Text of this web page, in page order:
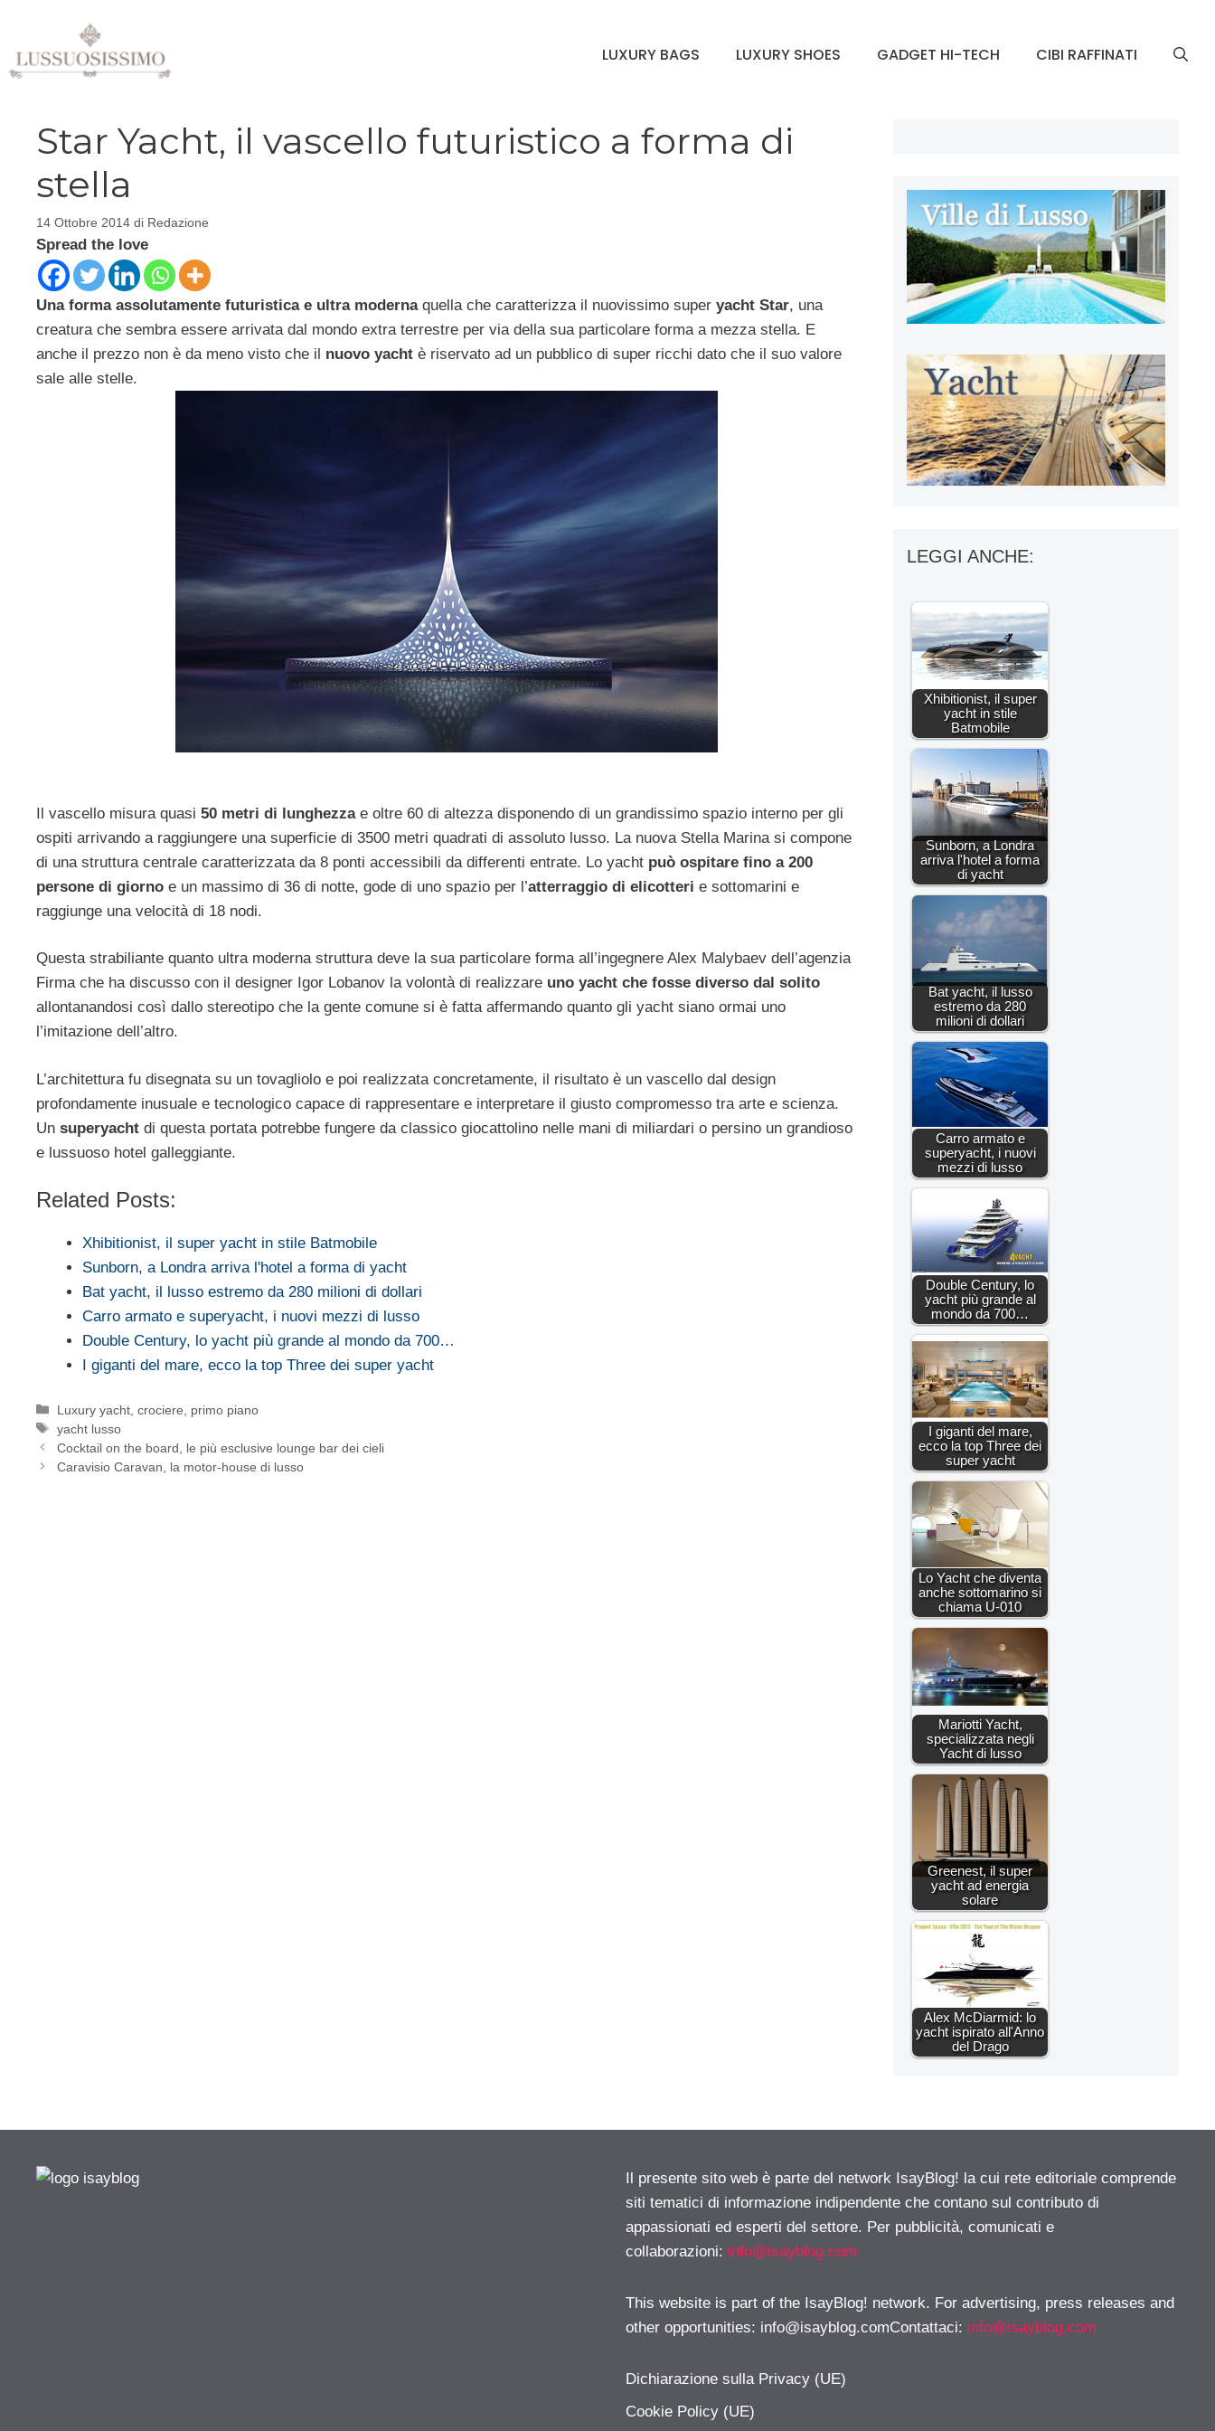
contenuto
LUXURY BAGS LUXURY SHOES GADGET HI-TECH CIBI RAFFINATI
Star Yacht, il vascello futuristico a forma di
stella
14 Ottobre 2014 di Redazione
Spread the love
Una forma assolutamente futuristica e ultra modernaquella che caratterizza il nuovissimo super yacht Star, una
creatura che sembra essere arrivata dal mondo extra terrestre per via della sua particolare forma a mezza stella. E
anche il prezzo non è da meno visto che il nuovo yacht è riservato ad un pubblico di super ricchi dato che il suo valore
sale alle stelle.
Il vascello misura quasi 50 metri di lunghezzae oltre 60 di altezza disponendo di un grandissimo spazio interno per gli
ospiti arrivando a raggiungere una superficie di 3500 metri quadrati di assoluto lusso. La nuova Stella Marina si compone
di una struttura centrale caratterizzata da 8 ponti accessibili da differenti entrate. Lo yacht può ospitare fino a 200
persone di giorno e un massimo di 36 di notte, gode di uno spazio per l’atterraggio di elicotteri e sottomarini e
raggiunge una velocità di 18 nodi.
Questa strabiliante quanto ultra moderna struttura deve la sua particolare forma all’ingegnere Alex Malybaev dell’agenzia
Firma che ha discusso con il designer Igor Lobanov la volontà di realizzare uno yacht che fosse diverso dal solito
allontanandosi così dallo stereotipo che la gente comune si è fatta affermando quanto gli yacht siano ormai uno
l’imitazione dell’altro.
L’architettura fu disegnata su un tovagliolo e poi realizzata concretamente, il risultato è un vascello dal design
profondamente inusuale e tecnologico capace di rappresentare e interpretare il giusto compromesso tra arte e scienza.
Un superyacht di questa portata potrebbe fungere da classico giocattolino nelle mani di miliardari o persino un grandioso
e lussuoso hotel galleggiante.
Related Posts:
Xhibitionist, il super yacht in stile Batmobile
Sunborn, a Londra arriva l'hotel a forma di yacht
Bat yacht, il lusso estremo da 280 milioni di dollari
Carro armato e superyacht, i nuovi mezzi di lusso
Double Century, lo yacht più grande al mondo da 700…
I giganti del mare, ecco la top Three dei super yacht
Categorie
Luxury yacht, crociere
primo piano
Tag
yacht lusso
Cocktail on the board, le più esclusive lounge bar dei cieli
Caravisio Caravan, la motor-house di lusso
LEGGI ANCHE:
Xhibitionist, il super
yacht in stile
Batmobile
Sunborn, a Londra
arriva l'hotel a forma
di yacht
Bat yacht, il lusso
estremo da 280
milioni di dollari
Carro armato e
superyacht, i nuovi
mezzi di lusso
Double Century, lo
yacht più grande al
mondo da 700…
I giganti del mare,
ecco la top Three dei
super yacht
Lo Yacht che diventa
anche sottomarino si
chiama U-010
Mariotti Yacht,
specializzata negli
Yacht di lusso
Greenest, il super
yacht ad energia
solare
Alex McDiarmid: lo
yacht ispirato all'Anno
del Drago
Il presente sito web è parte del network IsayBlog! la cui rete editoriale comprende
siti tematici di informazione indipendente che contano sul contributo di
appassionati ed esperti del settore. Per pubblicità, comunicati e
collaborazioni: info@isayblog.com
This website is part of the IsayBlog! network. For advertising, press releases and
other opportunities: info@isayblog.comContattaci: info@isayblog.com
Dichiarazione sulla Privacy (UE)
Cookie Policy (UE)